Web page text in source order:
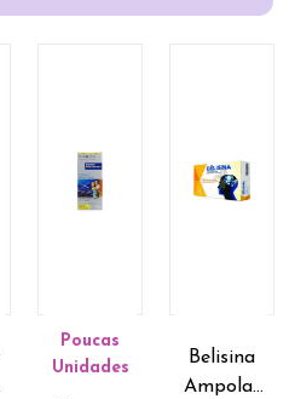
Poucas
Unidades
Belisina
Ampolas